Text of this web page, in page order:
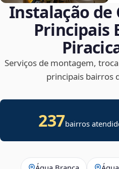
Instalação de
Principais
Serviços de montagem,
principais bairros
237bairros